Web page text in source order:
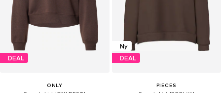
DEAL
ONLY
Ny
DEAL
PIECES